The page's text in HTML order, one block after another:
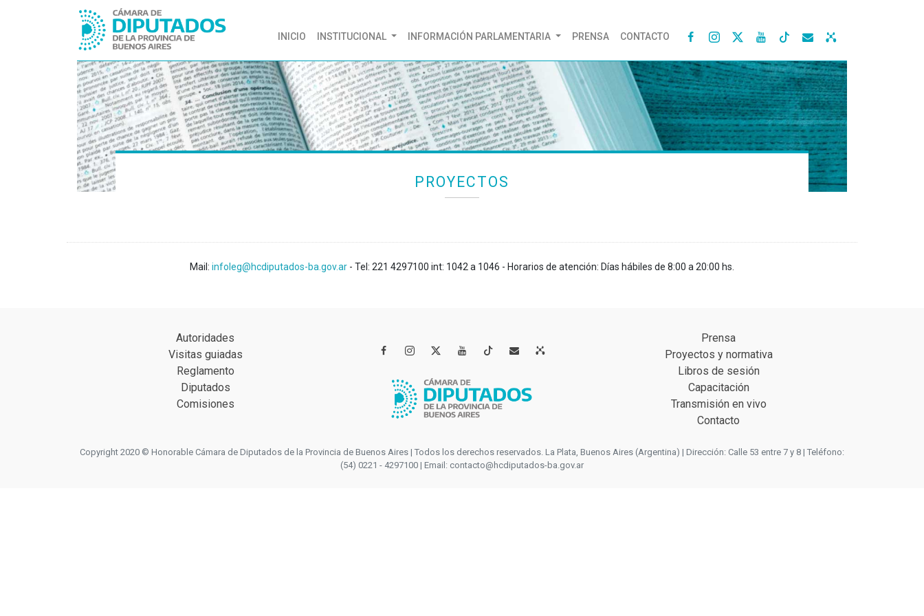
INICIO (CURRENT)
INSTITUCIONAL INFORMACIÓN PARLAMENTARIA PRENSA CONTACTO    
PROYECTOS
Mail: infoleg@hcdiputados-ba.gov.ar - Tel: 221 4297100 int: 1042 a 1046 - Horarios de atención: Días hábiles de 8:00 a 20:00 hs.
Autoridades
Visitas guiadas
Reglamento
Diputados
Comisiones
   
Prensa
Proyectos y normativa
Libros de sesión
Capacitación
Transmisión en vivo
Contacto
Copyright 2020 © Honorable Cámara de Diputados de la Provincia de Buenos Aires | Todos los derechos reservados. La Plata, Buenos Aires (Argentina) | Dirección: Calle 53 entre 7 y 8 | Teléfono:
(54) 0221 - 4297100 | Email: contacto@hcdiputados-ba.gov.ar